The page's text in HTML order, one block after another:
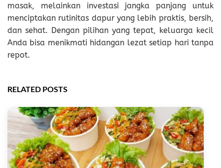
masak, melainkan investasi jangka panjang untuk
menciptakan rutinitas dapur yang lebih praktis, bersih,
dan sehat. Dengan pilihan yang tepat, keluarga kecil
Anda bisa menikmati hidangan lezat setiap hari tanpa
repot.
RELATED POSTS